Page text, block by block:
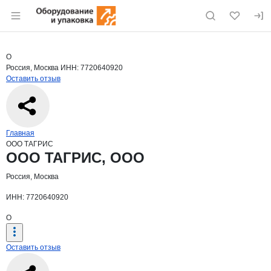
Раздел навигации по сайту eqinfo.ru
Страница компании
Страница компании
Краткая информация о компании
О
Россия, Москва ИНН: 7720640920
Оставить отзыв
Навигация по сайту
Главная
ООО ТАГРИС
Основная информация о компании
ООО ТАГРИС, ООО
Россия, Москва
ИНН: 7720640920
О
Оставить отзыв